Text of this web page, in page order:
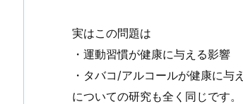
実はこの問題は
・運動習慣が健康に与える影響
・タバコ/アルコールが健康に与
についての研究も全く同じです。